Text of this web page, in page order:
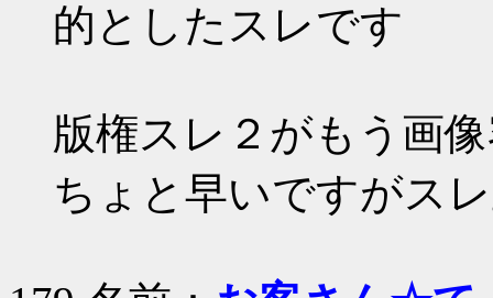
的としたスレです
版権スレ２がもう画
ちょと早いですがス